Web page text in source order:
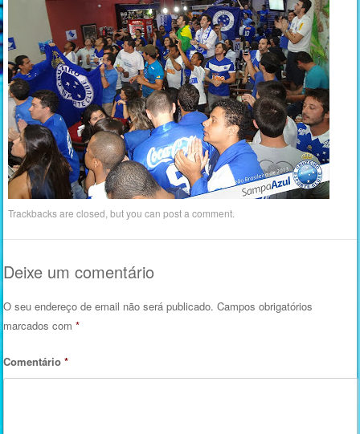
Trackbacks are closed, but you canpost a comment
Deixe um comentário
O seu endereço de email não será publicado. Campos obrigatórios
marcados com*
Comentário*